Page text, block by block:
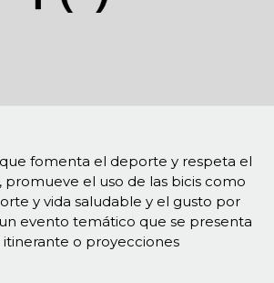
fomenta el deporte y respeta el
el uso de las bicis como
y vida saludable y el gusto por
evento temático que se presenta
o proyecciones